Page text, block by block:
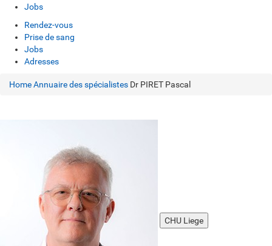
Jobs
Rendez-vous
Prise de sang
Jobs
Adresses
HomeAnnuaire des spécialistes Dr PIRET Pascal
CHU Liege